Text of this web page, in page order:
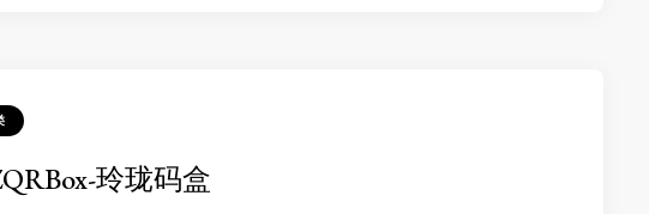
玲珑码盒